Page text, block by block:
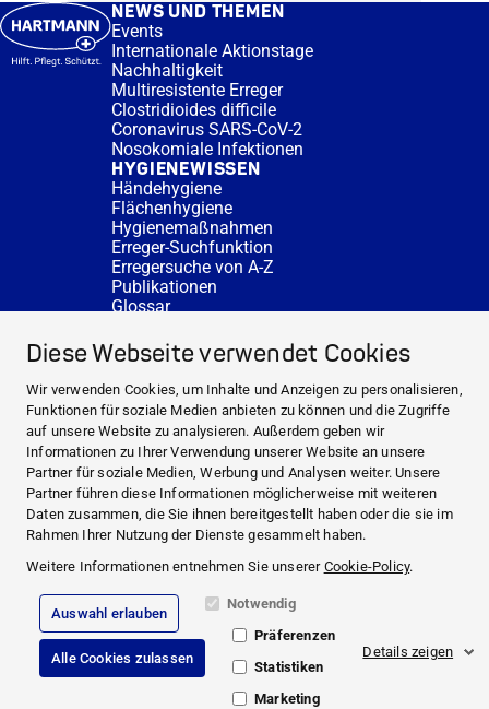
Diese Webseite verwendet Cookies
Wir verwenden Cookies, um Inhalte und Anzeigen zu personalisieren,
Funktionen für soziale Medien anbieten zu können und die Zugriffe
auf unsere Website zu analysieren. Außerdem geben wir
Informationen zu Ihrer Verwendung unserer Website an unsere
Partner für soziale Medien, Werbung und Analysen weiter. Unsere
Partner führen diese Informationen möglicherweise mit weiteren
Daten zusammen, die Sie ihnen bereitgestellt haben oder die sie im
Rahmen Ihrer Nutzung der Dienste gesammelt haben.
Weitere Informationen entnehmen Sie unserer Cookie-Policy.
Auswahl erlauben
Alle Cookies zulassen
Notwendig
Präferenzen
Statistiken
Marketing
Details zeigen
NEWS UND THEMEN
Events
Internationale Aktionstage
Nachhaltigkeit
Multiresistente Erreger
Clostridioides difficile
Coronavirus SARS-CoV-2
Nosokomiale Infektionen
HYGIENEWISSEN
Händehygiene
Flächenhygiene
Hygienemaßnahmen
Erreger-Suchfunktion
Erregersuche von A-Z
Publikationen
Glossar
SERVICE
Fachberatung
DESINFACTS
Newsletter
Konzentrat-Rechner
Weiterführende Links
Über uns
Fachberatung
NEWS UND THEMEN
HYGIENEWISSEN
SERVICE
Rechtliche Hinweise
Compliance
Datenschutz
Cookie Richtlinie